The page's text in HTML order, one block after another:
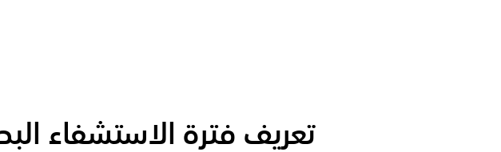
تعريف فترة الاستشفاء